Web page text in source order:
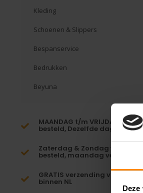
Kleding
Schoenen & Slippers
Bespanservice
Bedrukken
Beyuna
MAANDAG t/m VRIJDAG voor
besteld, Dezelfde dag
Zaterdag & Zondag voor 23:59
besteld, maandag verzonden!
GRATIS verzending vanaf
binnen NL